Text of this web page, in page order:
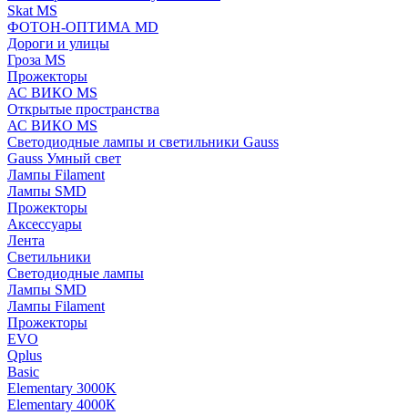
Skat MS
ФОТОН-ОПТИМА MD
Дороги и улицы
Гроза MS
Прожекторы
АС ВИКО MS
Открытые пространства
АС ВИКО MS
Светодиодные лампы и светильники Gauss
Gauss Умный свет
Лампы Filament
Лампы SMD
Прожекторы
Аксессуары
Лента
Светильники
Светодиодные лампы
Лампы SMD
Лампы Filament
Прожекторы
EVO
Qplus
Basic
Elementary 3000K
Elementary 4000К